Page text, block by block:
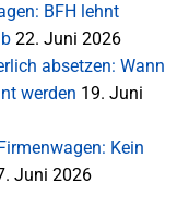
BFH lehnt
22. Juni 2026
absetzen: Wann
werden 19. Juni
Kein
Juni 2026